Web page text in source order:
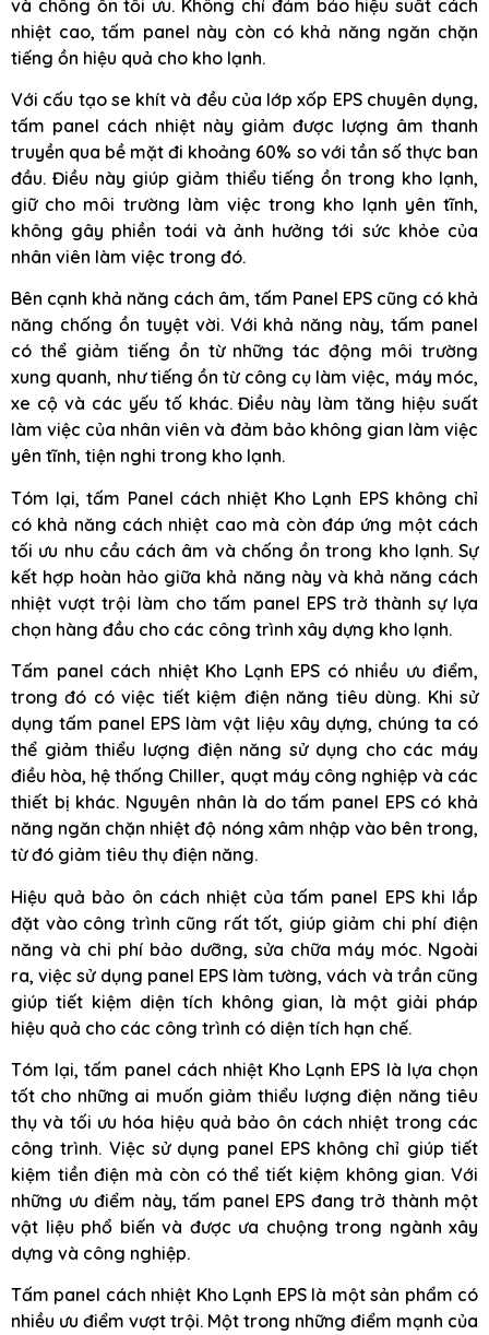
và chống ồn tối ưu. Không chỉ đảm bảo hiệu suất cách
nhiệt cao, tấm panel này còn có khả năng ngăn chặn
tiếng ồn hiệu quả cho kho lạnh.
Với cấu tạo se khít và đều của lớp xốp EPS chuyên dụng,
tấm panel cách nhiệt này giảm được lượng âm thanh
truyền qua bề mặt đi khoảng 60% so với tần số thực ban
đầu. Điều này giúp giảm thiểu tiếng ồn trong kho lạnh,
giữ cho môi trường làm việc trong kho lạnh yên tĩnh,
không gây phiền toái và ảnh hưởng tới sức khỏe của
nhân viên làm việc trong đó.
Bên cạnh khả năng cách âm, tấm Panel EPS cũng có khả
năng chống ồn tuyệt vời. Với khả năng này, tấm panel
có thể giảm tiếng ồn từ những tác động môi trường
xung quanh, như tiếng ồn từ công cụ làm việc, máy móc,
xe cộ và các yếu tố khác. Điều này làm tăng hiệu suất
làm việc của nhân viên và đảm bảo không gian làm việc
yên tĩnh, tiện nghi trong kho lạnh.
Tóm lại, tấm Panel cách nhiệt Kho Lạnh EPS không chỉ
có khả năng cách nhiệt cao mà còn đáp ứng một cách
tối ưu nhu cầu cách âm và chống ồn trong kho lạnh. Sự
kết hợp hoàn hảo giữa khả năng này và khả năng cách
nhiệt vượt trội làm cho tấm panel EPS trở thành sự lựa
chọn hàng đầu cho các công trình xây dựng kho lạnh.
Tấm panel cách nhiệt Kho Lạnh EPS có nhiều ưu điểm,
trong đó có việc tiết kiệm điện năng tiêu dùng. Khi sử
dụng tấm panel EPS làm vật liệu xây dựng, chúng ta có
thể giảm thiểu lượng điện năng sử dụng cho các máy
điều hòa, hệ thống Chiller, quạt máy công nghiệp và các
thiết bị khác. Nguyên nhân là do tấm panel EPS có khả
năng ngăn chặn nhiệt độ nóng xâm nhập vào bên trong,
từ đó giảm tiêu thụ điện năng.
Hiệu quả bảo ôn cách nhiệt của tấm panel EPS khi lắp
đặt vào công trình cũng rất tốt, giúp giảm chi phí điện
năng và chi phí bảo dưỡng, sửa chữa máy móc. Ngoài
ra, việc sử dụng panel EPS làm tường, vách và trần cũng
giúp tiết kiệm diện tích không gian, là một giải pháp
hiệu quả cho các công trình có diện tích hạn chế.
Tóm lại, tấm panel cách nhiệt Kho Lạnh EPS là lựa chọn
tốt cho những ai muốn giảm thiểu lượng điện năng tiêu
thụ và tối ưu hóa hiệu quả bảo ôn cách nhiệt trong các
công trình. Việc sử dụng panel EPS không chỉ giúp tiết
kiệm tiền điện mà còn có thể tiết kiệm không gian. Với
những ưu điểm này, tấm panel EPS đang trở thành một
vật liệu phổ biến và được ưa chuộng trong ngành xây
dựng và công nghiệp.
Tấm panel cách nhiệt Kho Lạnh EPS là một sản phẩm có
nhiều ưu điểm vượt trội. Một trong những điểm mạnh của